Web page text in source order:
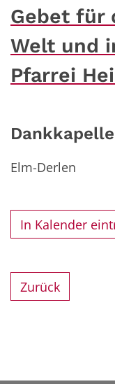
Gebet für
Welt und
Pfarrei
Elm-Derlen
In Kalender
Zurück